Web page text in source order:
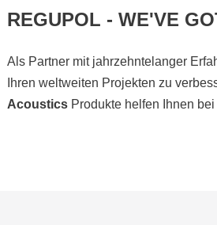
REGUPOL - WE'VE
Als Partner mit jahrzehntelanger
Ihren weltweiten Projekten zu
Acoustics Produkte helfen Ihnen